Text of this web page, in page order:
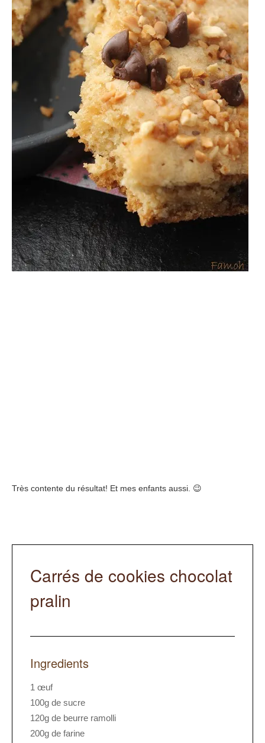
Très contente du résultat! Et mes enfants aussi. 😉
Carrés de cookies chocolat
pralin
Ingredients
1 œuf
100g de sucre
120g de beurre ramolli
200g de farine